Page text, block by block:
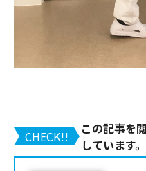
CHECK!!
この記事を
しています。